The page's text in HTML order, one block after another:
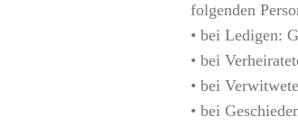
folgenden
• bei Ledigen:
• bei
• bei
• bei